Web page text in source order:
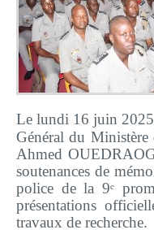
Plateforme
Bibliothèque en
Centre de
Nous Ecrire
logo
Le lundi 16 juin
Général du Ministère
Ahmed
soutenances de
police de la 9ᵉ
présentations
travaux de recherche.